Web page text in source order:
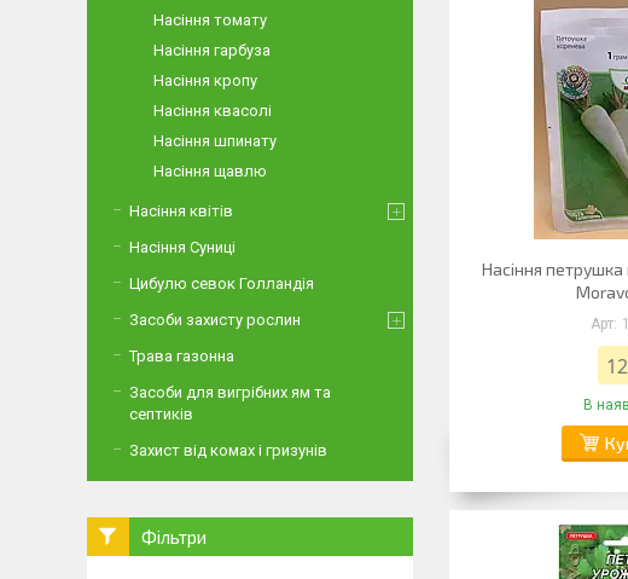
Насіння
В
Насіння томату
Насіння гарбуза
Насіння кропу
Насіння квасолі
Насіння шпинату
Насіння щавлю
Насіння квітів
Насіння Суниці
Цибулю севок Голландія
Засоби захисту рослин
Трава газонна
Засоби для вигрібних ям та
септиків
Захист від комах і гризунів
Фільтри